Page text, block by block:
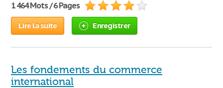
1 464 Mots / 6 Pages
Lire la suite Enregistrer
Les fondements du commerce
international